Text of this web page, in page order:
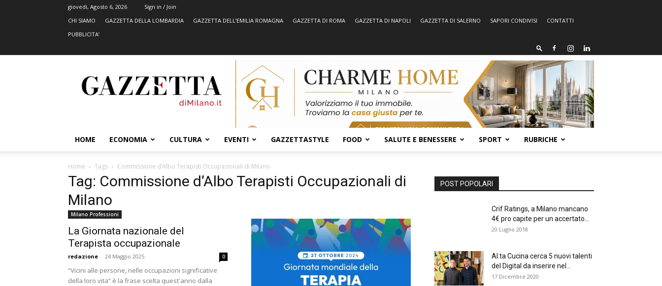
giovedì, Agosto 6, 2026
Sign in / Join
CHI SIAMO
GAZZETTA DELLA LOMBARDIA GAZZETTA DELL’EMILIA ROMAGNA GAZZETTA DI ROMA GAZZETTA DI NAPOLI GAZZETTA DI SALERNO SAPORI CONDIVISI
CONTATTI
PUBBLICITA’
HOME ECONOMIA CULTURA EVENTI GAZZETTASTYLE FOOD SALUTE E BENESSERE SPORT RUBRICHE
Home Tags Commissione d’Albo Terapisti Occupazionali di Milano
Tag: Commissione d’Albo Terapisti Occupazionali di
Milano
Milano Professioni
La Giornata nazionale del
Terapista occupazionale
redazione - 24 Maggio 2025 0
“Vicini alle persone, nelle occupazioni significative
della loro vita” è la frase scelta quest'anno dalla
POST POPOLARI
Crif Ratings, a Milano mancano
4€ pro capite per un accertato...
20 Luglio 2018
Al.ta Cucina cerca 5 nuovi talenti
del Digital da inserire nel...
17 Dicembre 2020